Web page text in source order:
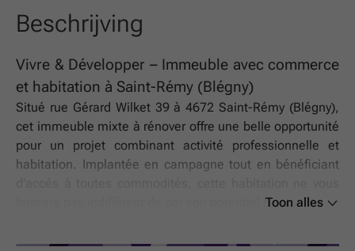
Beschrijving
Vivre & Développer – Immeuble avec commerce
et habitation à Saint-Rémy (Blégny)
Situé rue Gérard Wilket 39 à 4672 Saint-Rémy (Blégny),
cet immeuble mixte à rénover offre une belle opportunité
pour un projet combinant activité professionnelle et
habitation. Implantée en campagne tout en bénéficiant
laissera pas indifférent de par son potentiel !Toon alles